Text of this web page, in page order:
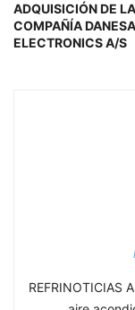
ADQUISICIÓN DE LA
COMPAÑÍA
ELECTRONICS A/S
REFRINOTICIAS